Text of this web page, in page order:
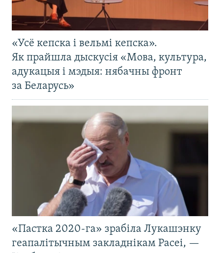
«Усё кепска і вельмі кепска».
Як прайшла дыскусія «Мова, культура,
адукацыя і мэдыя: нябачны фронт
за Беларусь»
«Пастка 2020-га» зрабіла Лукашэнку
геапалітычным закладнікам Расеі, —